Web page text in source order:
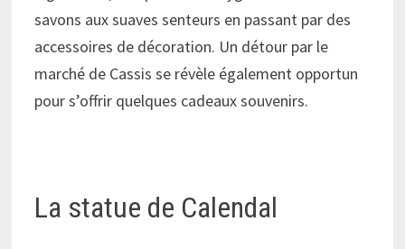
savons aux suaves senteurs en passant par des
accessoires de décoration. Un détour par le
marché de Cassis se révèle également opportun
pour s’offrir quelques cadeaux souvenirs.
La statue de Calendal